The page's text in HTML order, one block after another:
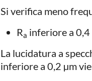
Si verifica meno
Ra inferiore a 0,4
La lucidatura a
inferiore a 0,2 µm